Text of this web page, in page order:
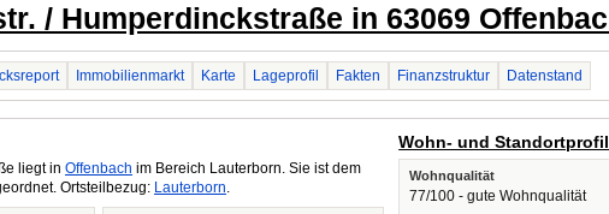
/ Humperdinckstraße in 63069
Immobilienmarkt Karte Lageprofil Fakten Finanzstruktur Datenstand
liegt in Offenbach im Bereich Lauterborn. Sie ist dem
Ortsteilbezug: Lauterborn.
Wohn- und Standortprofil
Wohnqualität
77/100 - gute Wohnqualität